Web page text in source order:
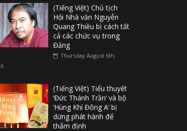
(Tiếng Việt) Chủ tịch
Hội Nhà văn Nguyễn
Quang Thiều bị cách tất
cả các chức vụ trong
Đảng
Thursday August 6th,
(Tiếng Việt) Tiểu thuyết
‘Đức Thánh Trần’ và bộ
‘Hùng Khí Đông A’ bị
dừng phát hành để
thẩm định